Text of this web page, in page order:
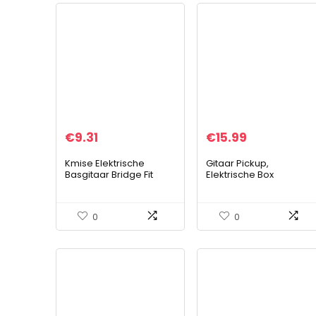
€9.31
Kmise Elektrische
Basgitaar Bridge Fit
Chroom
0
€15.99
Gitaar Pickup,
Elektrische Box
Indicator Gitaar EQ 4
Band met Batterij Box…
0